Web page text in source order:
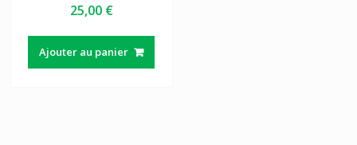
25,00 €
Ajouter au panier